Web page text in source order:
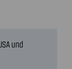
und